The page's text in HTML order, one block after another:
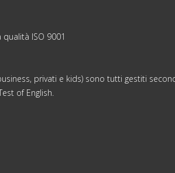
privati e kids) sono tutti gestiti
of English.